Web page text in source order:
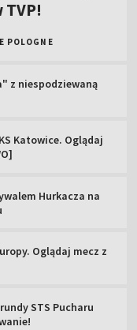
POLOGNE
z niespodziewaną
Katowice. Oglądaj
Hurkacza na
Oglądaj mecz z
STS Pucharu